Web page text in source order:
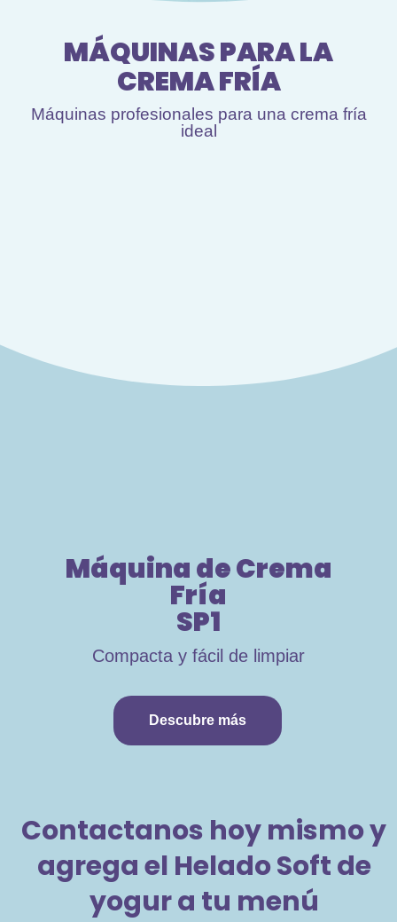
MÁQUINAS PARA LA
CREMA FRÍA
Máquinas profesionales para una crema fría
ideal
Máquina de Crema
Fría
SP1
Compacta y fácil de limpiar
Descubre más
Contactanos hoy mismo y
agrega el Helado Soft de
yogur a tu menú